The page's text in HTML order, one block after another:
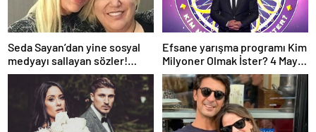
Seda Sayan’dan yine sosyal
medyayı sallayan sözler!
Annesi ve ablası meğer…
Efsane yarışma programı Kim
Milyoner Olmak İster? 4 Mayıs
Pazar akşamı atv
ekranlarında!